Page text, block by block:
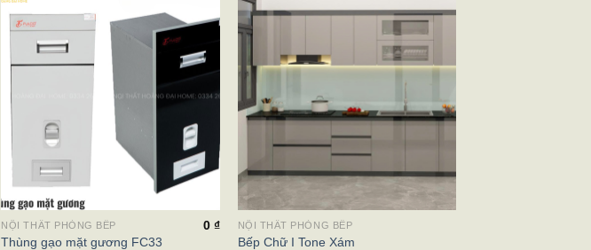
NỘI THẤT PHÒNG BẾP
Thùng gạo mặt gương FC33
0 ₫ NỘI THẤT PHÒNG BẾP
Bếp Chữ I Tone Xám